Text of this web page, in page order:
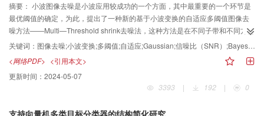
摘要： 小波图像去噪是小波应用较成功的一个方面，其中最重要的一个环节是
最优阈值的确定，为此，提出了一种新的基于小波变换的自适应多阈值图像去
噪方法——Multi—Threshold shrink去噪法，这种方法是在不同子带和不同方向
上选择不同的最佳阈值，而最佳阈值的选取是基于Bayes理论，并认为图像的小
波系数是服从广义高斯分布的(generalized Gaussian distribution)。通过实验
证明，这种方法能很好地对图像去噪，与Donoho等人提出的Visu shrink去噪方
法和Chang等人提出的Bayes shrink去噪方法相比，不仅提高了去噪后图像的
信噪比(SNR)和最小均方误差(MSE)，而且也使图像更加清晰，并能更好地适合
关键词： 图像去噪;小波变换;多阈值;自适应;Gaussian;信噪比（SNR）;Bayes理论;去噪方法;广义高斯分布;最小均方误差;最佳阈值;Multi;最优阈值;小波系数;实验证明;视觉特性;去噪法;清晰;人眼
<网络PDF> <引用本文>
更新时间： 2024-05-07
3393
| 192 | 0
支持向量机多类目标分类器的结构简化研究